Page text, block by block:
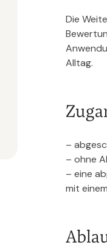
Die
Alltag.
–
– ohne
– eine
mit